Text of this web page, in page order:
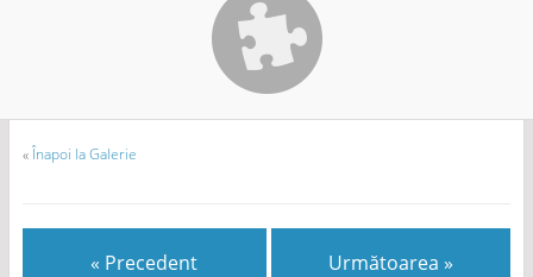
«Înapoi la Galerie
« Precedent Următoarea »